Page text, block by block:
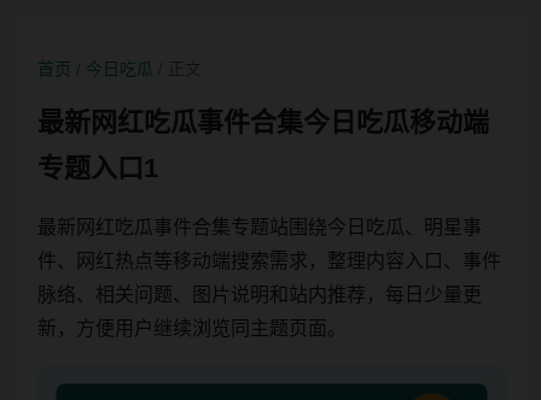
首页 今日吃瓜
最新网红吃瓜事件合集今日吃瓜移动端
专题入口1
最新网红吃瓜事件合集专题站围绕今日吃瓜、明星事
件、网红热点等移动端搜索需求，整理内容入口、事件
脉络、相关问题、图片说明和站内推荐，每日少量更
新，方便用户继续浏览同主题页面。